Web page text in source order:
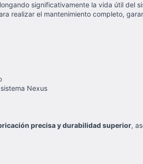
significativamente la vida útil del
realizar el mantenimiento completo,
Nexus
precisa y durabilidad superior,